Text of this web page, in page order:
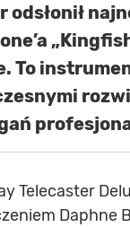
odsłonił
To
Telecaster
Daphne